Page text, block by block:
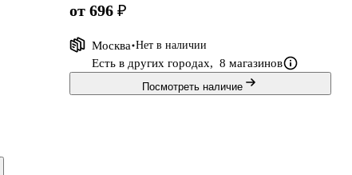
от 696 ₽
Москва Нет в наличии
Есть в других городах, 8 магазинов
Посмотреть наличие